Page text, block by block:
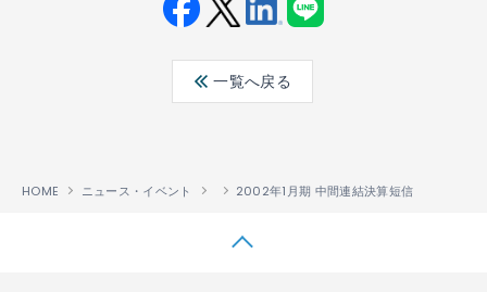
ebo ter
edin
一覧へ戻る
HOME ニュース・イベント 2002年1月期 中間連結決算短信